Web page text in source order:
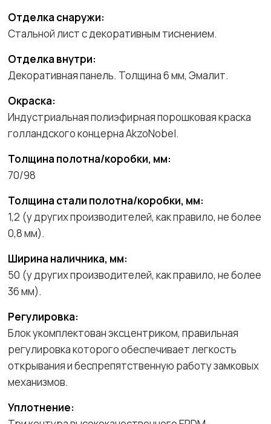
Отделка снаружи:
Стальной лист с декоративным тиснением.
Отделка внутри:
Декоративная панель. Толщина 6 мм, Эмалит.
Окраска:
Индустриальная полиэфирная порошковая краска
голландского концерна AkzoNobel.
Толщина полотна/коробки, мм:
70/98
Толщина стали полотна/коробки, мм:
1,2 (у других производителей, как правило, не более
0,8 мм).
Ширина наличника, мм:
50 (у других производителей, как правило, не более
36 мм).
Регулировка:
Блок укомплектован эксцентриком, правильная
регулировка которого обеспечивает легкость
открывания и беспрепятственную работу замковых
механизмов.
Уплотнение: